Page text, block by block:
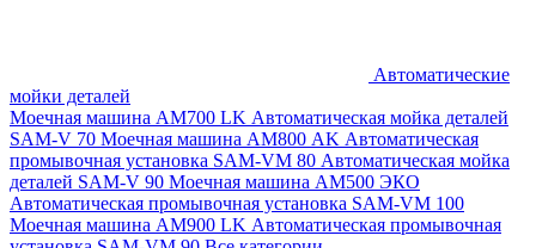
Автоматические
мойки деталей
Моечная машина AM700 LK Автоматическая мойка деталей
SAM-V 70 Моечная машина АМ800 AK Автоматическая
промывочная установка SAM-VM 80 Автоматическая мойка
деталей SAM-V 90 Моечная машина АМ500 ЭКО
Автоматическая промывочная установка SAM-VM 100
Моечная машина AM900 LK Автоматическая промывочная